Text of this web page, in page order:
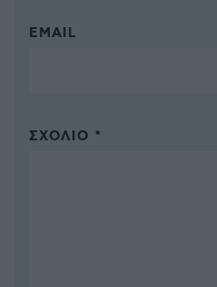
EMAIL
ΣΧΌΛΙΟ *